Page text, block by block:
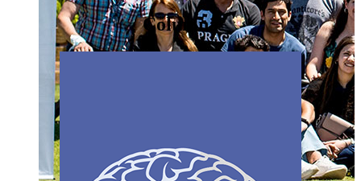
Columna